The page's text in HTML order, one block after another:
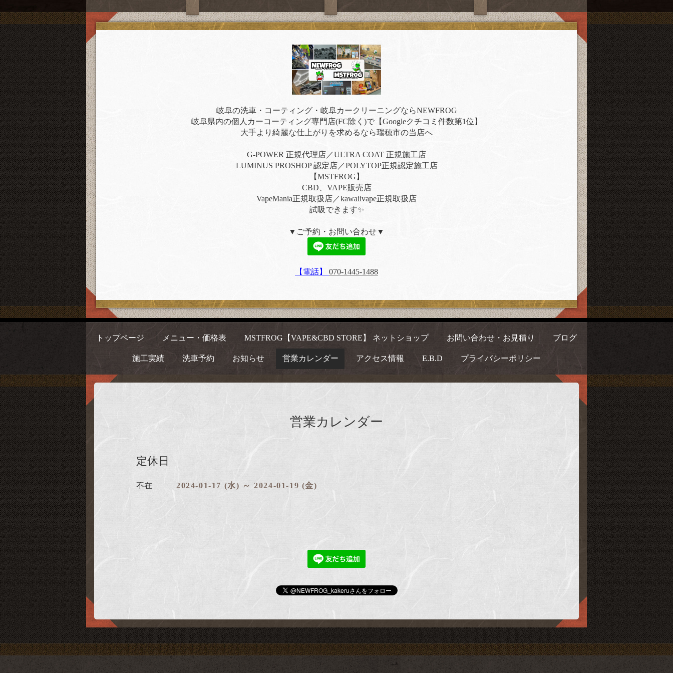
岐阜の洗車・コーティング・岐阜カークリーニングならNEWFROG
岐阜県内の個人カーコーティング専門店(FC除く)で【Googleクチコミ件数第1位】
大手より綺麗な仕上がりを求めるなら瑞穂市の当店へ
G-POWER 正規代理店／ULTRA COAT 正規施工店
LUMINUS PROSHOP 認定店／POLYTOP正規認定施工店
【MSTFROG】
CBD、VAPE販売店
VapeMania正規取扱店／kawaiivape正規取扱店
試吸できます✨
▼ご予約・お問い合わせ▼
【電話】 070-1445-1488
トップページ メニュー・価格表 MSTFROG【VAPE&CBD STORE】 ネットショップ お問い合わせ・お見積り ブログ
施工実績 洗車予約 お知らせ 営業カレンダー アクセス情報 E.B.D プライバシーポリシー
営業カレンダー
定休日
不在 2024-01-17 (水) ～ 2024-01-19 (金)